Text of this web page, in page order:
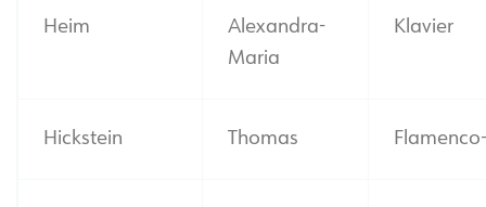
Heim
Alexandra-
Maria
Klavier
Hickstein Thomas